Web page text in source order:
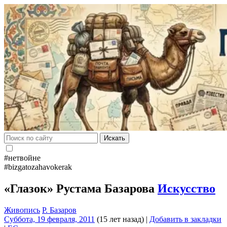
Искать
#нетвойне
#bizgatozahavokerak
«Глазок» Рустама Базарова Искусство
Живопись Р. Базаров
Суббота, 19 февраля, 2011 (15 лет назад) | Добавить в закладки